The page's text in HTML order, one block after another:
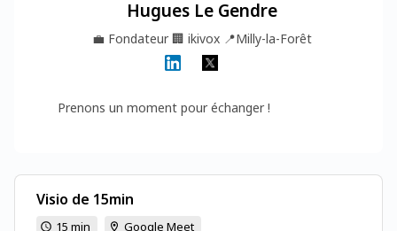
Hugues Le Gendre
💼 Fondateur 🏢 ikivox 📍Milly-la-Forêt
Prenons un moment pour échanger !
Visio de 15min
15 min Google Meet